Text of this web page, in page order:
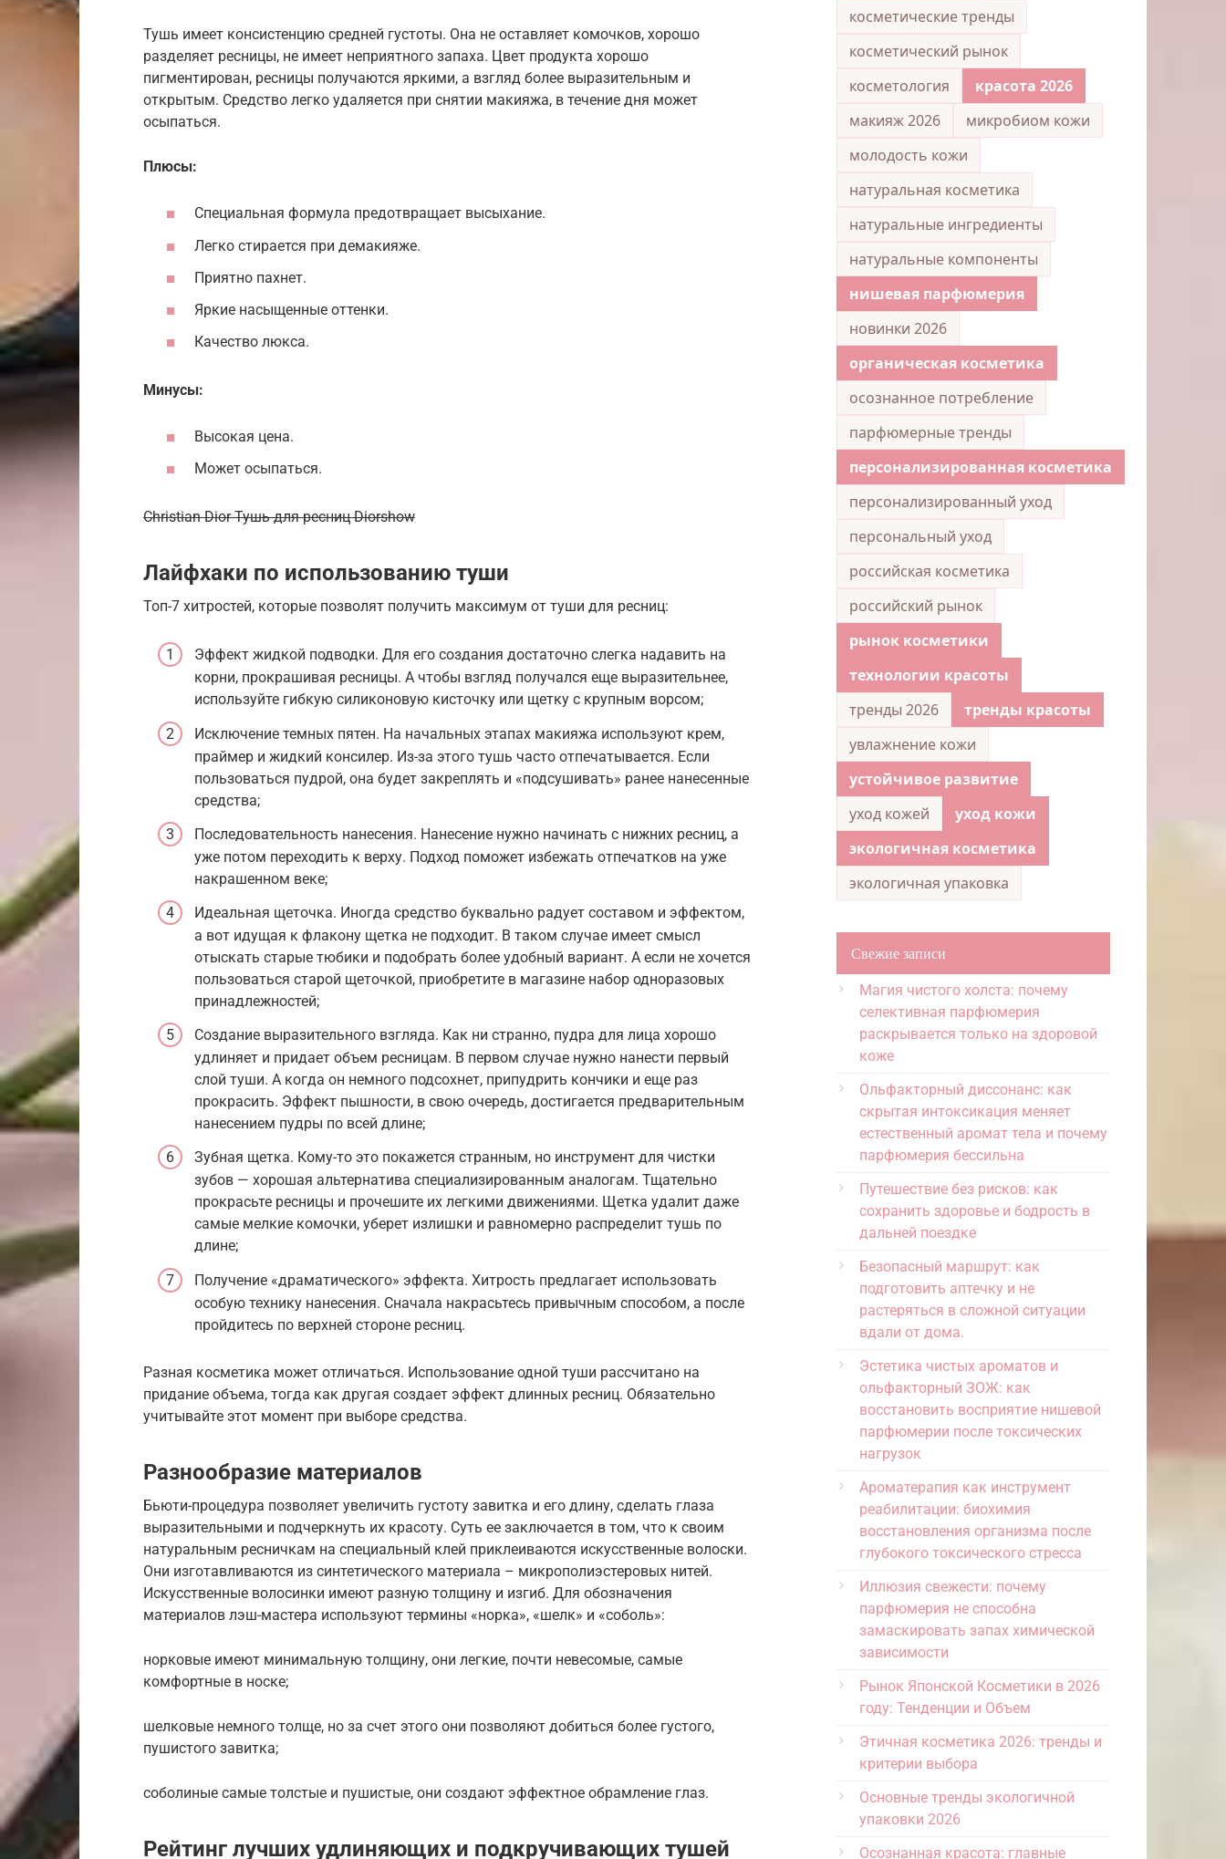
Тушь имеет консистенцию средней густоты. Она не оставляет комочков, хорошо
разделяет ресницы, не имеет неприятного запаха. Цвет продукта хорошо
пигментирован, ресницы получаются яркими, а взгляд более выразительным и
открытым. Средство легко удаляется при снятии макияжа, в течение дня может
осыпаться.
Плюсы:
Специальная формула предотвращает высыхание.
Легко стирается при демакияже.
Приятно пахнет.
Яркие насыщенные оттенки.
Качество люкса.
Минусы:
Высокая цена.
Может осыпаться.
Christian Dior Тушь для ресниц Diorshow
Лайфхаки по использованию туши
Топ-7 хитростей, которые позволят получить максимум от туши для ресниц:
Эффект жидкой подводки. Для его создания достаточно слегка надавить на
корни, прокрашивая ресницы. А чтобы взгляд получался еще выразительнее,
используйте гибкую силиконовую кисточку или щетку с крупным ворсом;
Исключение темных пятен. На начальных этапах макияжа используют крем,
праймер и жидкий консилер. Из-за этого тушь часто отпечатывается. Если
пользоваться пудрой, она будет закреплять и «подсушивать» ранее нанесенные
средства;
Последовательность нанесения. Нанесение нужно начинать с нижних ресниц, а
уже потом переходить к верху. Подход поможет избежать отпечатков на уже
накрашенном веке;
Идеальная щеточка. Иногда средство буквально радует составом и эффектом,
а вот идущая к флакону щетка не подходит. В таком случае имеет смысл
отыскать старые тюбики и подобрать более удобный вариант. А если не хочется
пользоваться старой щеточкой, приобретите в магазине набор одноразовых
принадлежностей;
Создание выразительного взгляда. Как ни странно, пудра для лица хорошо
удлиняет и придает объем ресницам. В первом случае нужно нанести первый
слой туши. А когда он немного подсохнет, припудрить кончики и еще раз
прокрасить. Эффект пышности, в свою очередь, достигается предварительным
нанесением пудры по всей длине;
Зубная щетка. Кому-то это покажется странным, но инструмент для чистки
зубов — хорошая альтернатива специализированным аналогам. Тщательно
прокрасьте ресницы и прочешите их легкими движениями. Щетка удалит даже
самые мелкие комочки, уберет излишки и равномерно распределит тушь по
длине;
Получение «драматического» эффекта. Хитрость предлагает использовать
особую технику нанесения. Сначала накрасьтесь привычным способом, а после
пройдитесь по верхней стороне ресниц.
Разная косметика может отличаться. Использование одной туши рассчитано на
придание объема, тогда как другая создает эффект длинных ресниц. Обязательно
учитывайте этот момент при выборе средства.
Разнообразие материалов
Бьюти-процедура позволяет увеличить густоту завитка и его длину, сделать глаза
выразительными и подчеркнуть их красоту. Суть ее заключается в том, что к своим
натуральным ресничкам на специальный клей приклеиваются искусственные волоски.
Они изготавливаются из синтетического материала – микрополиэстеровых нитей.
Искусственные волосинки имеют разную толщину и изгиб. Для обозначения
материалов лэш-мастера используют термины «норка», «шелк» и «соболь»:
норковые имеют минимальную толщину, они легкие, почти невесомые, самые
комфортные в носке;
шелковые немного толще, но за счет этого они позволяют добиться более густого,
пушистого завитка;
соболиные самые толстые и пушистые, они создают эффектное обрамление глаз.
Рейтинг лучших удлиняющих и подкручивающих тушей
косметические тренды
косметический рынок
косметология
красота 2026
макияж 2026
микробиом кожи
молодость кожи
натуральная косметика
натуральные ингредиенты
натуральные компоненты
нишевая парфюмерия
новинки 2026
органическая косметика
осознанное потребление
парфюмерные тренды
персонализированная косметика
персонализированный уход
персональный уход
российская косметика
российский рынок
рынок косметики
технологии красоты
тренды 2026
тренды красоты
увлажнение кожи
устойчивое развитие
уход кожей
уход кожи
экологичная косметика
экологичная упаковка
Свежие записи
Магия чистого холста: почему
селективная парфюмерия
раскрывается только на здоровой
коже
Ольфакторный диссонанс: как
скрытая интоксикация меняет
естественный аромат тела и почему
парфюмерия бессильна
Путешествие без рисков: как
сохранить здоровье и бодрость в
дальней поездке
Безопасный маршрут: как
подготовить аптечку и не
растеряться в сложной ситуации
вдали от дома.
Эстетика чистых ароматов и
ольфакторный ЗОЖ: как
восстановить восприятие нишевой
парфюмерии после токсических
нагрузок
Ароматерапия как инструмент
реабилитации: биохимия
восстановления организма после
глубокого токсического стресса
Иллюзия свежести: почему
парфюмерия не способна
замаскировать запах химической
зависимости
Рынок Японской Косметики в 2026
году: Тенденции и Объем
Этичная косметика 2026: тренды и
критерии выбора
Основные тренды экологичной
упаковки 2026
Осознанная красота: главные